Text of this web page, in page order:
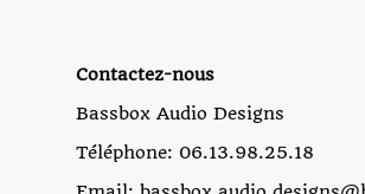
Contactez-nous
Bassbox Audio Designs
Téléphone: 06.13.98.25.18